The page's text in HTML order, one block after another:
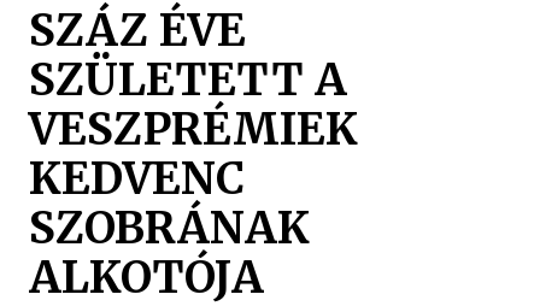
SZÁZ ÉVE
SZÜLETETT A
VESZPRÉMIEK
KEDVENC
SZOBRÁNAK
ALKOTÓJA